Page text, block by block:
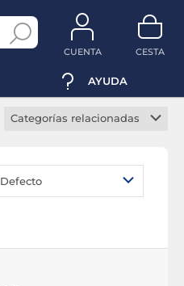
CUENTA CESTA
AYUDA
Categorías relacionadas
Tocadiscos 33 RPM
Tocadiscos 45 RPM
Defecto